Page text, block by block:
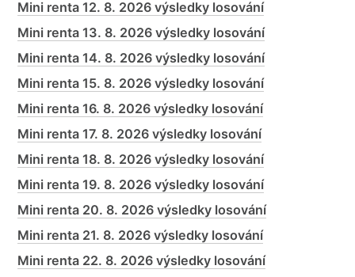
Mini renta 12. 8. 2026 výsledky losování
Mini renta 13. 8. 2026 výsledky losování
Mini renta 14. 8. 2026 výsledky losování
Mini renta 15. 8. 2026 výsledky losování
Mini renta 16. 8. 2026 výsledky losování
Mini renta 17. 8. 2026 výsledky losování
Mini renta 18. 8. 2026 výsledky losování
Mini renta 19. 8. 2026 výsledky losování
Mini renta 20. 8. 2026 výsledky losování
Mini renta 21. 8. 2026 výsledky losování
Mini renta 22. 8. 2026 výsledky losování